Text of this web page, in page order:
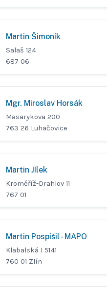
Martin Šimoník
Salaš 124
687 06
Mgr. Miroslav Horsák
Masarykova 200
763 26 Luhačovice
Martin Jílek
Kroměříž-Drahlov 11
767 01
Martin Pospíšil - MAPO
Klabalská I 5141
760 01 Zlín